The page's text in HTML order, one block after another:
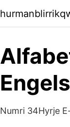
Numri 34Hyrje